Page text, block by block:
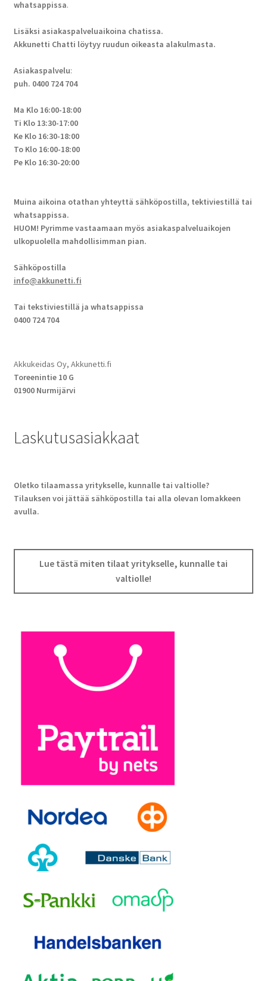
whatsappissa.
Lisäksi asiakaspalveluaikoina chatissa.
Akkunetti Chatti löytyy ruudun oikeasta alakulmasta.
Asiakaspalvelu:
puh. 0400 724 704
Ma Klo 16:00-18:00
Ti Klo 13:30-17:00
Ke Klo 16:30-18:00
To Klo 16:00-18:00
Pe Klo 16:30-20:00
Muina aikoina otathan yhteyttä sähköpostilla, tektiviestillä tai
whatsappissa.
HUOM! Pyrimme vastaamaan myös asiakaspalveluaikojen
ulkopuolella mahdollisimman pian.
Sähköpostilla
info@akkunetti.fi
Tai tekstiviestillä ja whatsappissa
0400 724 704
Akkukeidas Oy, Akkunetti.fi
Toreenintie 10 G
01900 Nurmijärvi
Laskutusasiakkaat
Oletko tilaamassa yritykselle, kunnalle tai valtiolle?
Tilauksen voi jättää sähköpostilla tai alla olevan lomakkeen
avulla.
Lue tästä miten tilaat yritykselle, kunnalle tai
valtiolle!